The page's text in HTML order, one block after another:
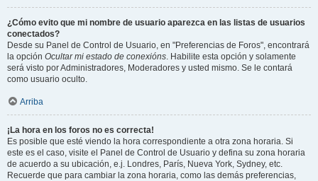
¿Cómo evito que mi nombre de usuario aparezca en las listas de usuarios
conectados?
Desde su Panel de Control de Usuario, en "Preferencias de Foros", encontrará
la opción Ocultar mi estado de conexións. Habilite esta opción y solamente
será visto por Administradores, Moderadores y usted mismo. Se le contará
como usuario oculto.
Arriba
¡La hora en los foros no es correcta!
Es posible que esté viendo la hora correspondiente a otra zona horaria. Si
este es el caso, visite el Panel de Control de Usuario y defina su zona horaria
de acuerdo a su ubicación, e.j. Londres, París, Nueva York, Sydney, etc.
Recuerde que para cambiar la zona horaria, como las demás preferencias,